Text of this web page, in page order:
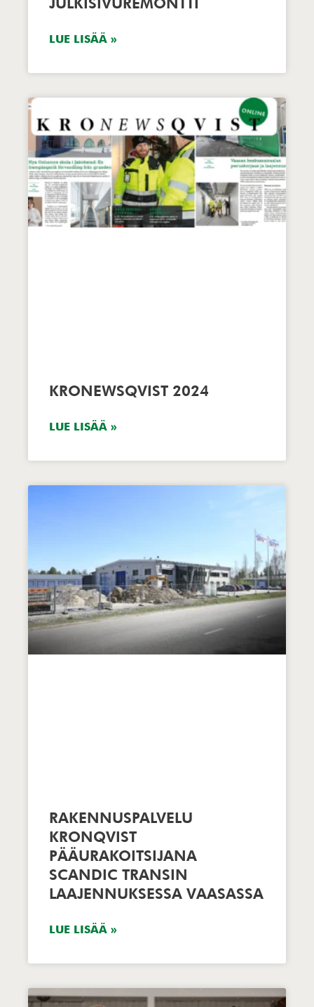
LUE LISÄÄ »
KRONEWSQVIST 2024
LUE LISÄÄ »
RAKENNUSPALVELU
KRONQVIST
PÄÄURAKOITSIJANA
SCANDIC TRANSIN
LAAJENNUKSESSA VAASASSA
LUE LISÄÄ »